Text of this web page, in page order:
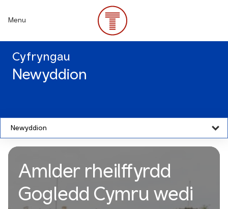
content
Menu
Cyfryngau
Newyddion
Newyddion
Amlder rheilffyrdd
Gogledd Cymru wedi